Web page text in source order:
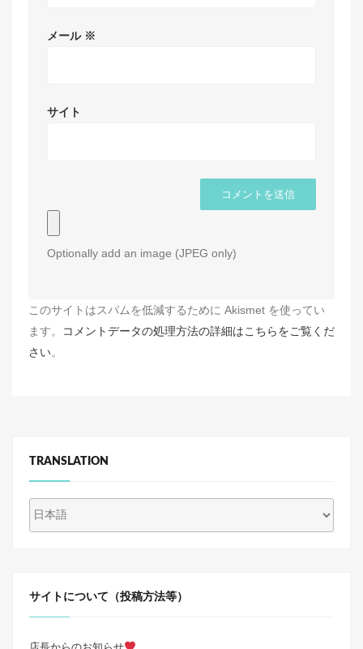
メール ※
サイト
Optionally add an image (JPEG only)
このサイトはスパムを低減するために Akismet を使ってい
ます。
コメントデータの処理方法の詳細はこちらをご覧くだ
さい。
TRANSLATION
サイトについて（投稿方法等）